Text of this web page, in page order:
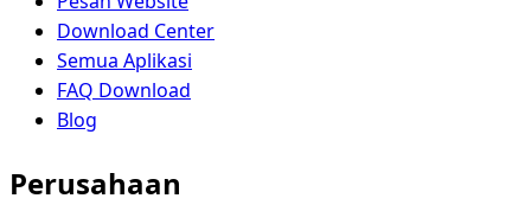
Download Center
Semua Aplikasi
FAQ Download
Blog
Perusahaan